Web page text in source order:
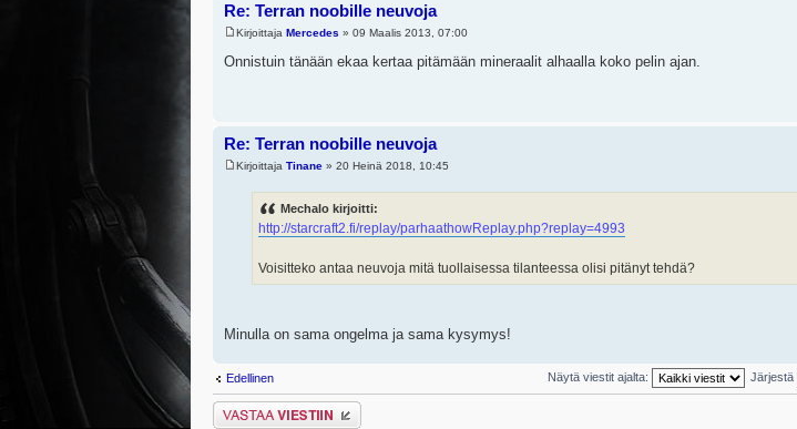
Re: Terran noobille neuvoja
Kirjoittaja Mercedes » 09 Maalis 2013, 07:00
Onnistuin tänään ekaa kertaa pitämään mineraalit alhaalla koko pelin ajan.
Re: Terran noobille neuvoja
Kirjoittaja Tinane » 20 Heinä 2018, 10:45
Mechalo kirjoitti:
http://starcraft2.fi/replay/parhaathowReplay.php?replay=4993
Voisitteko antaa neuvoja mitä tuollaisessa tilanteessa olisi pitänyt tehdä?
Minulla on sama ongelma ja sama kysymys!
Edellinen Näytä viestit ajalta: Järjestä
Lähetä vastaus